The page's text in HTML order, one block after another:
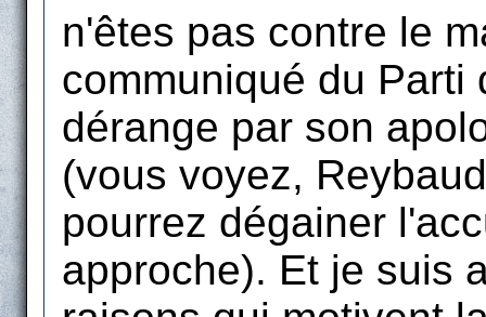
n'êtes pas contre le
communiqué du Parti
dérange par son
(vous voyez,
pourrez dégainer
approche). Et je suis